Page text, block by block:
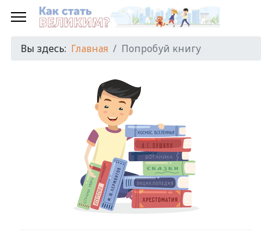
Вы здесь: Главная Попробуй книгу